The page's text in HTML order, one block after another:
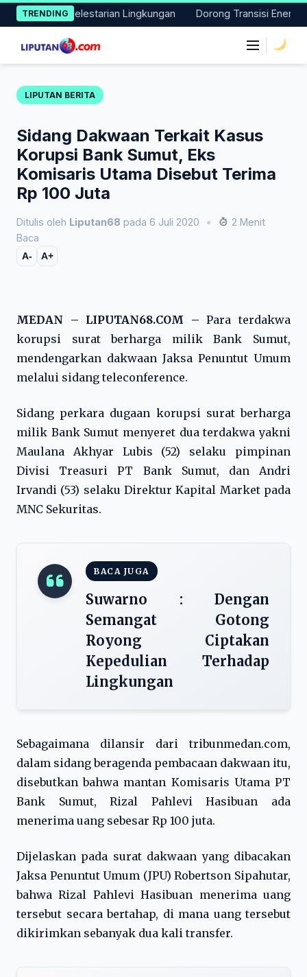
Skip
to
content
TRENDING
Pelestarian Lingkungan Dorong Transisi Energi di NTT,
LIPUTAN BERITA
Sidang Dakwaan Terkait Kasus
Korupsi Bank Sumut, Eks
Komisaris Utama Disebut Terima
Rp 100 Juta
Ditulis oleh Liputan68 pada 6 Juli 2020 •
2 Menit
Baca
A- A+
MEDAN – LIPUTAN68.COM –Para terdakwa
korupsi surat berharga milik Bank Sumut,
mendengarkan dakwaan Jaksa Penuntut Umum
melalui sidang teleconference.
Sidang perkara dugaan korupsi surat berharga
milik Bank Sumut menyeret dua terdakwa yakni
Maulana Akhyar Lubis (52) selaku pimpinan
Divisi Treasuri PT Bank Sumut, dan Andri
Irvandi (53) selaku Direktur Kapital Market pada
MNC Sekuritas.
BACA JUGA
Suwarno : Dengan
Semangat Gotong
Royong Ciptakan
Kepedulian Terhadap
Lingkungan
Sebagaimana dilansir dari tribunmedan.com,
dalam sidang beragenda pembacaan dakwaan itu,
disebutkan bahwa mantan Komisaris Utama PT
Bank Sumut, Rizal Pahlevi Hasibuan ada
menerima uang sebesar Rp 100 juta.
Dijelaskan pada surat dakwaan yang dibacakan
Jaksa Penuntut Umum (JPU) Robertson Sipahutar,
bahwa Rizal Pahlevi Hasibuan menerima uang
tersebut secara bertahap, di mana uang tersebut
dikirimkan sebanyak dua kali transfer.